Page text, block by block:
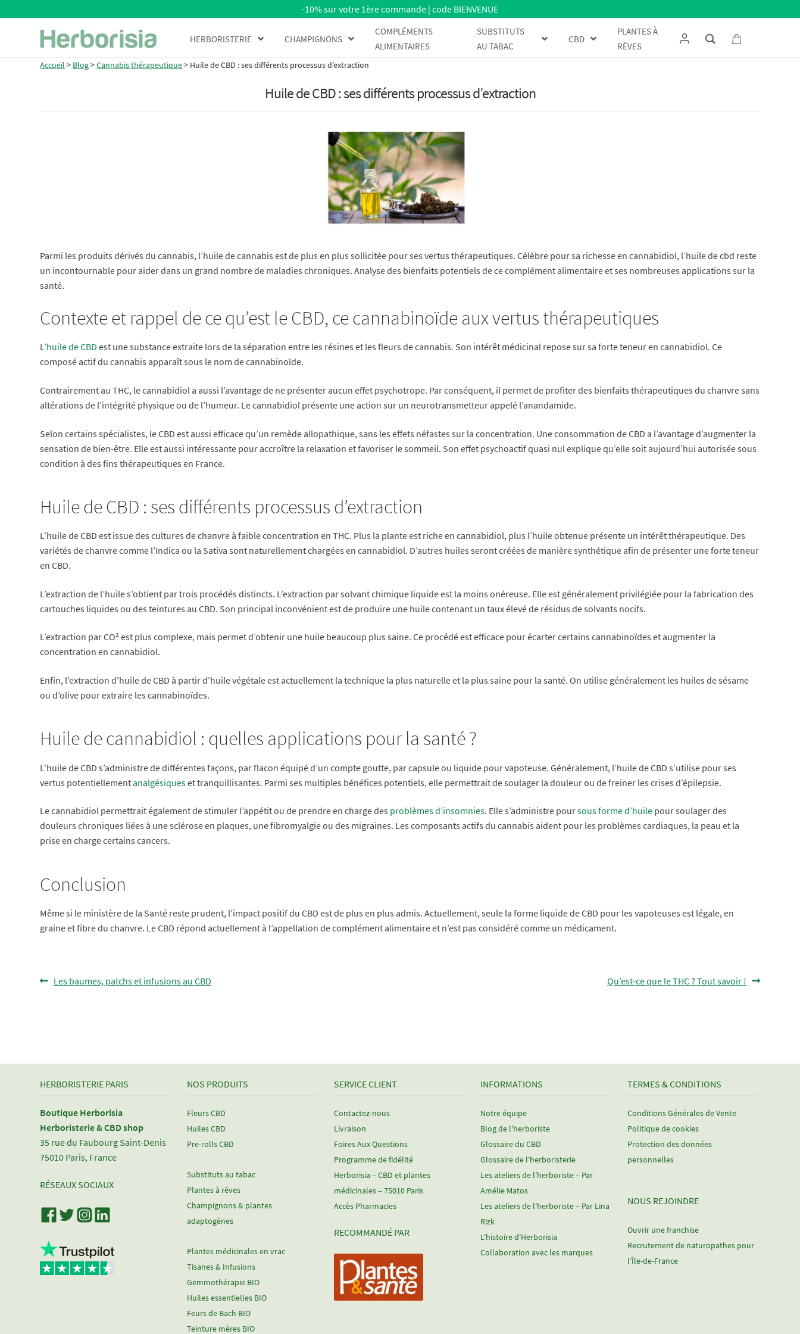
Aller
à
la
Aller
au
contenu
-10% sur votre 1ère commande | code BIENVENUE
HERBORISTERIE CHAMPIGNONS
COMPLÉMENTS
ALIMENTAIRES
SUBSTITUTS
AU TABAC
CBD
PLANTES À
RÊVES
Accueil > Blog>Cannabis thérapeutique> Huile de CBD : ses différents processus d’extraction
Huile de CBD : ses différents processus d’extraction
Parmi les produits dérivés du cannabis, l’huile de cannabis est de plus en plus sollicitée pour ses vertus thérapeutiques. Célèbre pour sa richesse en cannabidiol, l’huile de cbd reste
un incontournable pour aider dans un grand nombre de maladies chroniques. Analyse des bienfaits potentiels de ce complément alimentaire et ses nombreuses applications sur la
santé.
Contexte et rappel de ce qu’est le CBD, ce cannabinoïde aux vertus thérapeutiques
L’huile de CBD est une substance extraite lors de la séparation entre les résines et les fleurs de cannabis. Son intérêt médicinal repose sur sa forte teneur en cannabidiol. Ce
composé actif du cannabis apparaît sous le nom de cannabinoïde.
Contrairement au THC, le cannabidiol a aussi l’avantage de ne présenter aucun effet psychotrope. Par conséquent, il permet de profiter des bienfaits thérapeutiques du chanvre sans
altérations de l’intégrité physique ou de l’humeur. Le cannabidiol présente une action sur un neurotransmetteur appelé l’anandamide.
Selon certains spécialistes, le CBD est aussi efficace qu’un remède allopathique, sans les effets néfastes sur la concentration. Une consommation de CBD a l’avantage d’augmenter la
sensation de bien-être. Elle est aussi intéressante pour accroître la relaxation et favoriser le sommeil. Son effet psychoactif quasi nul explique qu’elle soit aujourd’hui autorisée sous
condition à des fins thérapeutiques en France.
Huile de CBD : ses différents processus d’extraction
L’huile de CBD est issue des cultures de chanvre à faible concentration en THC. Plus la plante est riche en cannabidiol, plus l’huile obtenue présente un intérêt thérapeutique. Des
variétés de chanvre comme l’Indica ou la Sativa sont naturellement chargées en cannabidiol. D’autres huiles seront créées de manière synthétique afin de présenter une forte teneur
en CBD.
L’extraction de l’huile s’obtient par trois procédés distincts. L’extraction par solvant chimique liquide est la moins onéreuse. Elle est généralement privilégiée pour la fabrication des
cartouches liquides ou des teintures au CBD. Son principal inconvénient est de produire une huile contenant un taux élevé de résidus de solvants nocifs.
L’extraction par CO² est plus complexe, mais permet d’obtenir une huile beaucoup plus saine. Ce procédé est efficace pour écarter certains cannabinoïdes et augmenter la
concentration en cannabidiol.
Enfin, l’extraction d’huile de CBD à partir d’huile végétale est actuellement la technique la plus naturelle et la plus saine pour la santé. On utilise généralement les huiles de sésame
ou d’olive pour extraire les cannabinoïdes.
Huile de cannabidiol : quelles applications pour la santé ?
L’huile de CBD s’administre de différentes façons, par flacon équipé d’un compte goutte, par capsule ou liquide pour vapoteuse. Généralement, l’huile de CBD s’utilise pour ses
vertus potentiellementanalgésiqueset tranquillisantes. Parmi ses multiples bénéfices potentiels, elle permettrait de soulager la douleur ou de freiner les crises d’épilepsie.
Le cannabidiol permettrait également de stimuler l’appétit ou de prendre en charge des problèmes d’insomnies. Elle s’administre poursous forme d’huile pour soulager des
douleurs chroniques liées à une sclérose en plaques, une fibromyalgie ou des migraines. Les composants actifs du cannabis aident pour les problèmes cardiaques, la peau et la
prise en charge certains cancers.
Conclusion
Même si le ministère de la Santé reste prudent, l’impact positif du CBD est de plus en plus admis. Actuellement, seule la forme liquide de CBD pour les vapoteuses est légale, en
graine et fibre du chanvre. Le CBD répond actuellement à l’appellation de complément alimentaire et n’est pas considéré comme un médicament.
Navigation
Article
Les baumes, patchs et infusions au CBD
Article
Qu’est-ce que le THC ? Tout savoir !
HERBORISTERIE PARIS
Boutique Herborisia
Herboristerie & CBD shop
35 rue du Faubourg Saint-Denis
75010 Paris, France
RÉSEAUX SOCIAUX
NOS PRODUITS
Fleurs CBD
Huiles CBD
Pre-rolls CBD
Substituts au tabac
Plantes à rêves
Champignons & plantes
adaptogènes
Plantes médicinales en vrac
Tisanes & Infusions
Gemmothérapie BIO
Huiles essentielles BIO
Feurs de Bach BIO
Teinture mères BIO
SERVICE CLIENT
Contactez-nous
Livraison
Foires Aux Questions
Programme de fidélité
Herborisia – CBD et plantes
médicinales – 75010 Paris
Accès Pharmacies
RECOMMANDÉ PAR
INFORMATIONS
Notre équipe
Blog de l'herboriste
Glossaire du CBD
Glossaire de l'herboristerie
Les ateliers de l’herboriste – Par
Amélie Matos
Les ateliers de l’herboriste – Par Lina
Rizk
L'histoire d'Herborisia
Collaboration avec les marques
TERMES & CONDITIONS
Conditions Générales de Vente
Politique de cookies
Protection des données
personnelles
NOUS REJOINDRE
Ouvrir une franchise
Recrutement de naturopathes pour
l’Île-de-France